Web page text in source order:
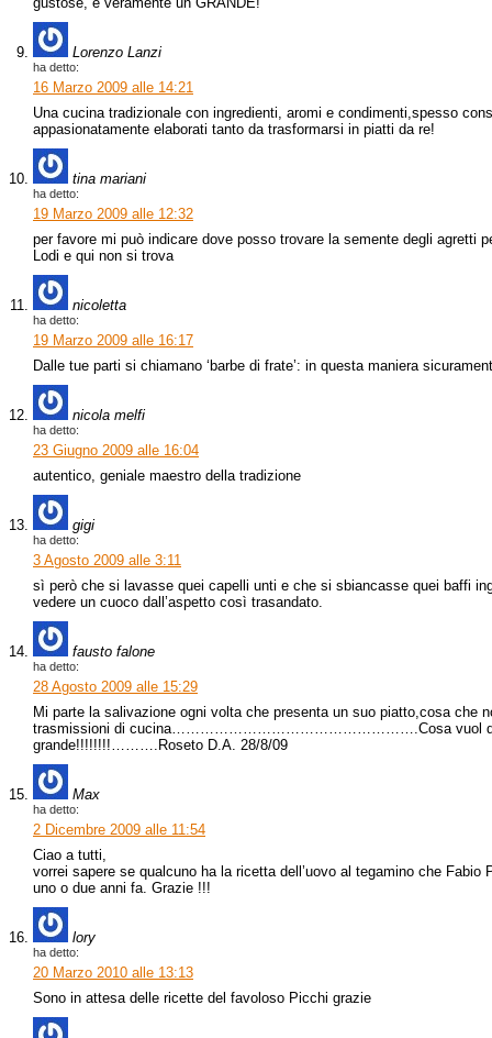
Lorenzo Lanzi
ha detto:
16 Marzo 2009 alle 14:21
Una cucina tradizionale con ingredienti, aromi e condimenti,spesso
appasionatamente elaborati tanto da trasformarsi in piatti da re!
tina mariani
ha detto:
19 Marzo 2009 alle 12:32
per favore mi può indicare dove posso trovare la semente degli agretti
Lodi e qui non si trova
nicoletta
ha detto:
19 Marzo 2009 alle 16:17
Dalle tue parti si chiamano ‘barbe di frate’: in questa maniera
nicola melfi
ha detto:
23 Giugno 2009 alle 16:04
autentico, geniale maestro della tradizione
gigi
ha detto:
3 Agosto 2009 alle 3:11
sì però che si lavasse quei capelli unti e che si sbiancasse quei baffi
vedere un cuoco dall’aspetto così trasandato.
fausto falone
ha detto:
28 Agosto 2009 alle 15:29
Mi parte la salivazione ogni volta che presenta un suo piatto,cosa che
trasmissioni di cucina…………………………………………….Cosa vuol
grande!!!!!!!!……….Roseto D.A. 28/8/09
Max
ha detto:
2 Dicembre 2009 alle 11:54
Ciao a tutti,
vorrei sapere se qualcuno ha la ricetta dell’uovo al tegamino che Fabio
uno o due anni fa. Grazie !!!
lory
ha detto:
20 Marzo 2010 alle 13:13
Sono in attesa delle ricette del favoloso Picchi grazie